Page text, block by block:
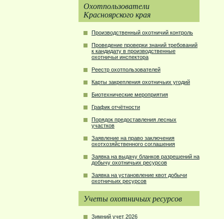
Охотпользователи
Красноярского края
Производственный охотничий контроль
Проведение проверки знаний требований
к кандидату в производственные
охотничьи инспектора
Реестр охотпользователей
Карты закрепления охотничьих угодий
Биотехнические мероприятия
График отчётности
Порядок предоставления лесных
участков
Заявление на право заключения
охотхозяйственного соглашения
Заявка на выдачу бланков разрешений на
добычу охотничьих ресурсов
Заявка на установление квот добычи
охотничьих ресурсов
Учеты охотничьих ресурсов
Зимний учет 2026